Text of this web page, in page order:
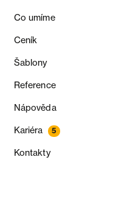
Co umíme
Ceník
Šablony
Reference
Nápověda
Kariéra 5
Kontakty